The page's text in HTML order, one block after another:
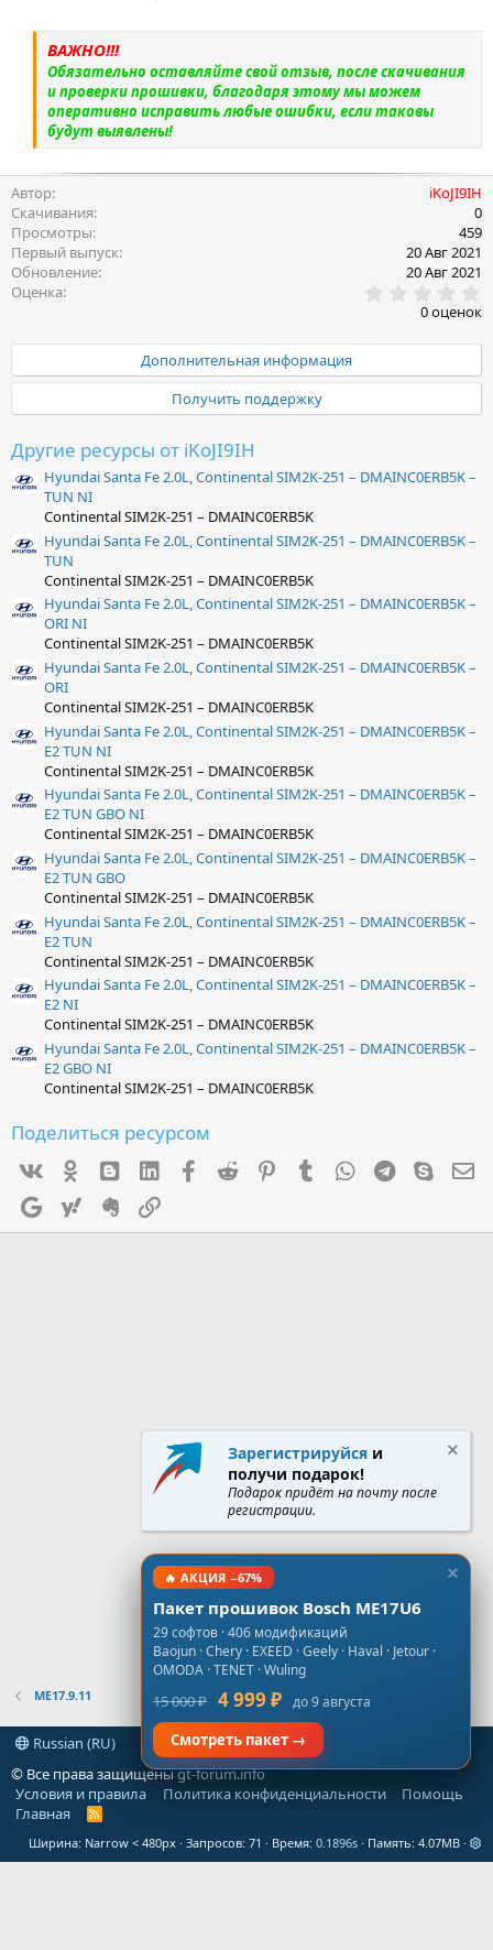
ВАЖНО!!!
Обязательно оставляйте свой отзыв, после скачивания
и проверки прошивки, благодаря этому мы можем
оперативно исправить любые ошибки, если таковы
будут выявлены!
Автор
iKoJI9IH
Скачивания
0
Просмотры
459
Первый выпуск
20 Авг 2021
Обновление
20 Авг 2021
Оценка
.
0
0
в
ё
з
0 оценок
Дополнительная информация
Получить поддержку
Другие ресурсы от iKoJI9IH
Hyundai Santa Fe 2.0L, Continental SIM2K-251 – DMAINC0ERB5K –
TUN NI
Continental SIM2K-251 – DMAINC0ERB5K
Hyundai Santa Fe 2.0L, Continental SIM2K-251 – DMAINC0ERB5K –
TUN
Continental SIM2K-251 – DMAINC0ERB5K
Hyundai Santa Fe 2.0L, Continental SIM2K-251 – DMAINC0ERB5K –
ORI NI
Continental SIM2K-251 – DMAINC0ERB5K
Hyundai Santa Fe 2.0L, Continental SIM2K-251 – DMAINC0ERB5K –
ORI
Continental SIM2K-251 – DMAINC0ERB5K
Hyundai Santa Fe 2.0L, Continental SIM2K-251 – DMAINC0ERB5K –
E2 TUN NI
Continental SIM2K-251 – DMAINC0ERB5K
Hyundai Santa Fe 2.0L, Continental SIM2K-251 – DMAINC0ERB5K –
E2 TUN GBO NI
Continental SIM2K-251 – DMAINC0ERB5K
Hyundai Santa Fe 2.0L, Continental SIM2K-251 – DMAINC0ERB5K –
E2 TUN GBO
Continental SIM2K-251 – DMAINC0ERB5K
Hyundai Santa Fe 2.0L, Continental SIM2K-251 – DMAINC0ERB5K –
E2 TUN
Continental SIM2K-251 – DMAINC0ERB5K
Hyundai Santa Fe 2.0L, Continental SIM2K-251 – DMAINC0ERB5K –
E2 NI
Continental SIM2K-251 – DMAINC0ERB5K
Hyundai Santa Fe 2.0L, Continental SIM2K-251 – DMAINC0ERB5K –
E2 GBO NI
Continental SIM2K-251 – DMAINC0ERB5K
Поделиться ресурсом
Ok mes_blogger
Linked InFacebook
Reddit PinterestTumblr WhatsAppTelegram
Skype
Google Yahoo Evernote
ME17.9.11
Russian (RU)
© Все права защищеныgt-forum.info
Условия и правила
Политика конфиденциальности
Помощь
Главная
R
S
Ширина Запросов 71 Время 0.1896s Память 4.07MB
Зарегистрируйся и
получи подарок!
Подарок придёт на почту после
регистрации.
🔥 АКЦИЯ −67%
Пакет прошивок Bosch ME17U6
29 софтов · 406 модификаций
Baojun · Chery · EXEED · Geely · Haval · Jetour ·
OMODA · TENET · Wuling
15 000 ₽ 4 999 ₽ до 9 августа
Смотреть пакет →